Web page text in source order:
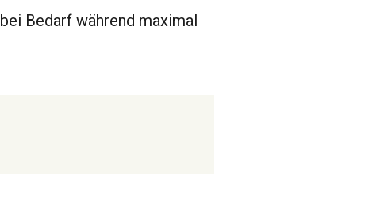
Bedarf während maximal